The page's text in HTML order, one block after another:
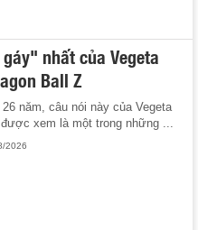
nhất của Vegeta
Ball Z
26 năm, câu nói này của Vegeta
xem là một trong những ...
2026